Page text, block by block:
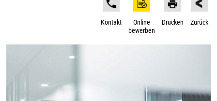
Kontakt
Online
bewerben
Drucken Zurück